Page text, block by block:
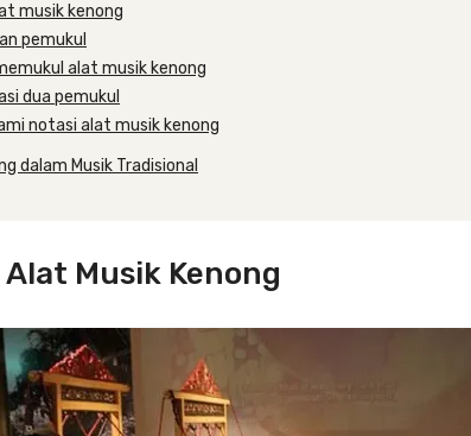
musik kenong
pemukul
alat musik kenong
dua pemukul
notasi alat musik kenong
dalam Musik Tradisional
Musik Kenong